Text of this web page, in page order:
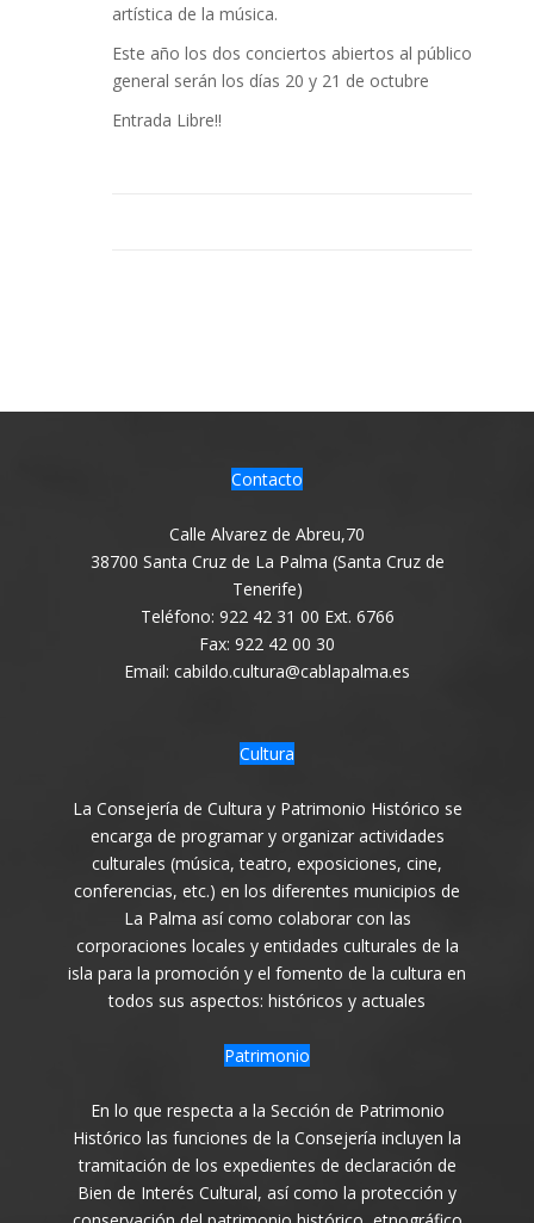
artística de la música.
Este año los dos conciertos abiertos al público
general serán los días 20 y 21 de octubre
Entrada Libre!!
Contacto
Calle Alvarez de Abreu,70
38700 Santa Cruz de La Palma (Santa Cruz de
Tenerife)
Teléfono: 922 42 31 00 Ext. 6766
Fax: 922 42 00 30
Email: cabildo.cultura@cablapalma.es
Cultura
La Consejería de Cultura y Patrimonio Histórico se
encarga de programar y organizar actividades
culturales (música, teatro, exposiciones, cine,
conferencias, etc.) en los diferentes municipios de
La Palma así como colaborar con las
corporaciones locales y entidades culturales de la
isla para la promoción y el fomento de la cultura en
todos sus aspectos: históricos y actuales
Patrimonio
En lo que respecta a la Sección de Patrimonio
Histórico las funciones de la Consejería incluyen la
tramitación de los expedientes de declaración de
Bien de Interés Cultural, así como la protección y